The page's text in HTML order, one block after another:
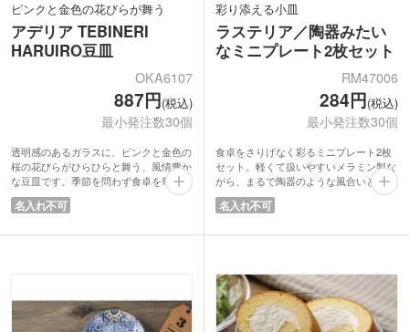
ピンクと金色の花びらが舞う
アデリア TEBINERI
HARUIRO豆皿
OKA6107
887円(税込)
最小発注数30個
透明感のあるガラスに、ピンクと金色の
桜の花びらがひらひらと舞う、風情豊か
な豆皿です。季節を問わず食卓を華やか
に彩り、特別な日だけでなく、日常のひ
と時を優雅に演出します。
さ。お醤油皿や薬味入れとしてはもちろ
や内祝い、外国の方へのギフトなどにお
すすめです。
名入れ不可
彩り添える小皿
ラステリア／陶器みたい
なミニプレート2枚セット
RM47006
284円(税込)
最小発注数30個
食卓をさりげなく彩るミニプレート2枚
セット。軽くて扱いやすいメラミン製な
がら、まるで陶器のような風合いと上質
感を楽しめるデザインです。落ち着いた
色味とオシャレな柄が料理を引き立て、
菜用にもぴったり。
統一感を演出できる便利な2枚セットで
す。
名入れ不可